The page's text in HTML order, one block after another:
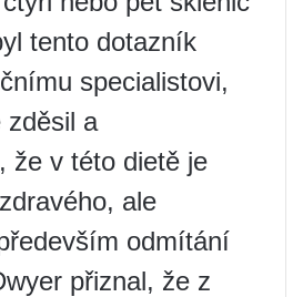
tento dotazník
specialistovi,
zděsil a
že v této dietě je
ale
odmítání
přiznal, že z